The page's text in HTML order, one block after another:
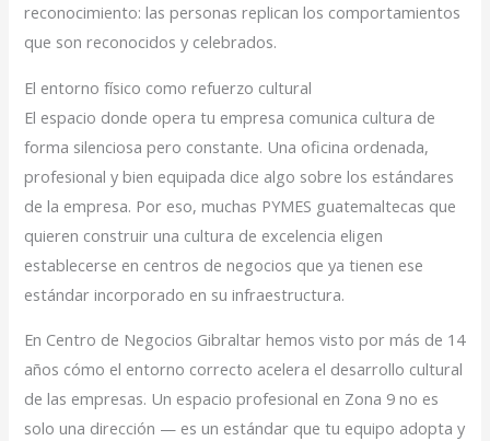
reconocimiento: las personas replican los comportamientos
que son reconocidos y celebrados.
El entorno físico como refuerzo cultural
El espacio donde opera tu empresa comunica cultura de
forma silenciosa pero constante. Una oficina ordenada,
profesional y bien equipada dice algo sobre los estándares
de la empresa. Por eso, muchas PYMES guatemaltecas que
quieren construir una cultura de excelencia eligen
establecerse en centros de negocios que ya tienen ese
estándar incorporado en su infraestructura.
En Centro de Negocios Gibraltar hemos visto por más de 14
años cómo el entorno correcto acelera el desarrollo cultural
de las empresas. Un espacio profesional en Zona 9 no es
solo una dirección — es un estándar que tu equipo adopta y